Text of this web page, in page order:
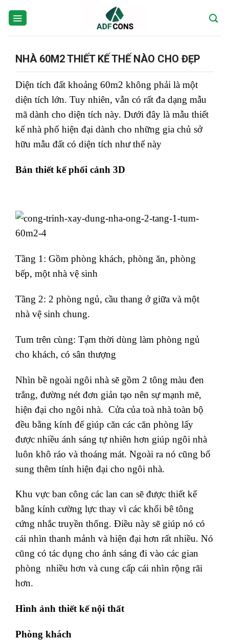
NHÀ 60M2 THIẾT KẾ THẾ NÀO CHO ĐẸP
Diện tích đất khoảng 60m2 không phải là một
diện tích lớn. Tuy nhiên, vẫn có rất đa dạng mẫu
mã dành cho diện tích này. Dưới đây là mẫu thiết
kế nhà phố hiện đại dành cho những gia chủ sở
hữu mẫu đất có diện tích như thế này
Bản thiết kế phối cảnh 3D
Tầng 1: Gồm phòng khách, phòng ăn, phòng
bếp, một nhà vệ sinh
Tầng 2: 2 phòng ngủ, cầu thang ở giữa và một
nhà vệ sinh chung.
Tum trên cùng: Tạm thời dùng làm phòng ngủ
cho khách, có sân thượng
Nhìn bề ngoài ngôi nhà sẽ gồm 2 tông màu đen
trắng, đường nét đơn giản tạo nên sự mạnh mẽ,
hiện đại cho ngôi nhà. Cửa của toà nhà toàn bộ
đều bằng kính để giúp căn các căn phòng lấy
được nhiều ánh sáng tự nhiên hơn giúp ngôi nhà
luôn khô ráo và thoáng mát. Ngoài ra nó cũng bổ
sung thêm tính hiện đại cho ngôi nhà.
Khu vực ban công các lan can sẽ được thiết kế
bằng kính cường lực thay vì các khối bê tông
cứng nhắc truyền thống. Điều này sẽ giúp nó có
cái nhìn thanh mảnh và hiện đại hơn rất nhiều. Nó
cũng có tác dụng cho ánh sáng đi vào các gian
phòng nhiều hơn và cung cấp cái nhìn rộng rãi
hơn.
Hình ảnh thiết kế nội thất
Phòng khách